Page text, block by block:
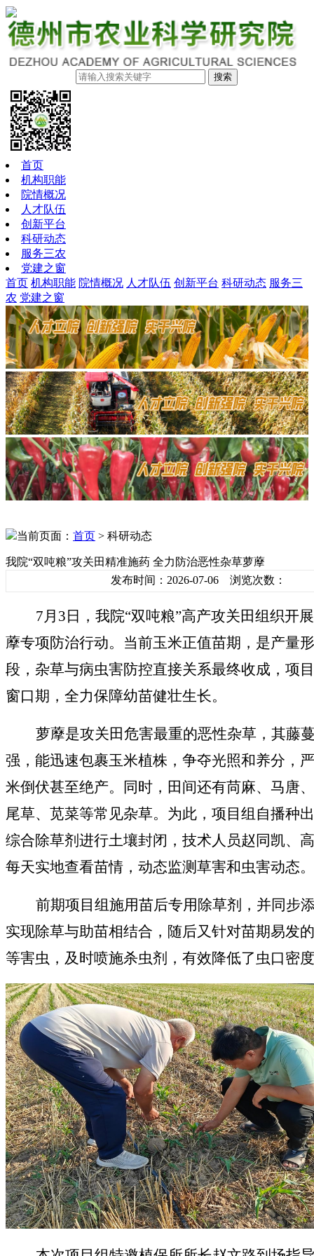
搜索
首页
机构职能
院情概况
人才队伍
创新平台
科研动态
服务三农
党建之窗
首页 机构职能 院情概况 人才队伍 创新平台 科研动态 服务三
农 党建之窗
当前页面： 首页 > 科研动态
我院“双吨粮”攻关田精准施药 全力防治恶性杂草萝藦
发布时间：2026-07-06 浏览次数：
7月3日， 我院“双吨粮”高产攻关田组织开
藦专项防治行动。当前玉米正值苗期，是产量
段，杂草与病虫害防控直接关系最终收成，项
窗口期，全力保障幼苗健壮生长。
萝藦是攻关田危害最重的恶性杂草，其藤
强，能迅速包裹玉米植株，争夺光照和养分，
米倒伏甚至绝产。同时，田间还有苘麻、马唐
尾草、苋菜等常见杂草。为此，项目组自播种
综合除草剂进行土壤封闭，技术人员赵同凯、
每天实地查看苗情，动态监测草害和虫害动态。
前期项目组施用苗后专用除草剂，并同步
实现除草与助苗相结合 ，随后又针对苗期易发
等害虫，及时喷施杀虫剂，有效降低了虫口密